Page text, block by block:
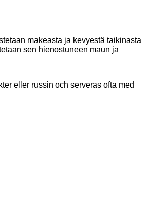
makeasta ja kevyestä taikinasta
sen hienostuneen maun ja
eller russin och serveras ofta med